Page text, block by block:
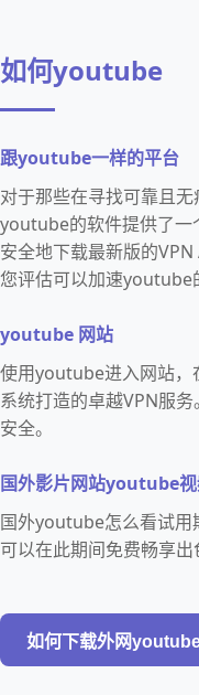
如何youtube
跟youtube一样的平台
对于那些在寻找可靠且
youtube的软件提供了一
安全地下载最新版的
您评估可以加速youtube
youtube 网站
使用youtube进入网站，
系统打造的卓越VPN服
安全。
国外影片网站youtube
国外youtube怎么看试用
可以在此期间免费畅享出
如何下载外网